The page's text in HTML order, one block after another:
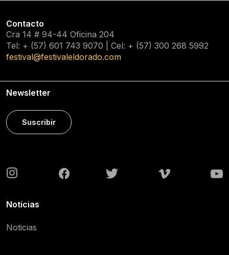
Contacto
Cra 14 # 94-44 Oficina 204
Tel: + (57) 601 743 9070 | Cel: + (57) 300 268 5992
festival@festivaleldorado.com
Newsletter
Suscribir
Noticias
Noticias